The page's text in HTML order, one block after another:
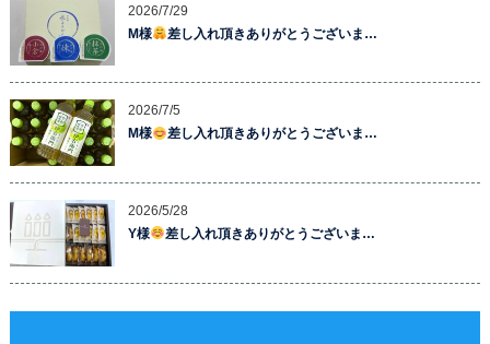
2026/7/29
M様
差し入れ頂きありがとうございま…
2026/7/5
M様
差し入れ頂きありがとうございま…
2026/5/28
Y様
差し入れ頂きありがとうございま…